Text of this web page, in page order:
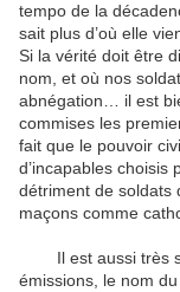
tempo de la
sait plus d’où elle
Si la vérité doit être
nom, et où nos
abnégation… il est
commises les
fait que le pouvoir
d’incapables choisis
détriment de soldats
maçons comme
Il est aussi très
émissions, le nom